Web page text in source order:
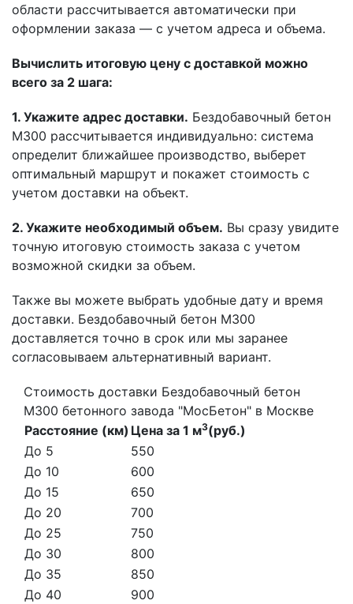
области рассчитывается автоматически при
оформлении заказа — с учетом адреса и объема.
Вычислить итоговую цену с доставкой можно
всего за 2 шага:
1. Укажите адрес доставки. Бездобавочный бетон
М300 рассчитывается индивидуально: система
определит ближайшее производство, выберет
оптимальный маршрут и покажет стоимость с
учетом доставки на объект.
2. Укажите необходимый объем. Вы сразу увидите
точную итоговую стоимость заказа с учетом
возможной скидки за объем.
Также вы можете выбрать удобные дату и время
доставки. Бездобавочный бетон М300
доставляется точно в срок или мы заранее
согласовываем альтернативный вариант.
Стоимость доставки Бездобавочный бетон
М300 бетонного завода "МосБетон" в Москве
Расстояние (км) Цена за 1 м3(руб.)
До 5
550
До 10
600
До 15
650
До 20
700
До 25
750
До 30
800
До 35
850
До 40
900